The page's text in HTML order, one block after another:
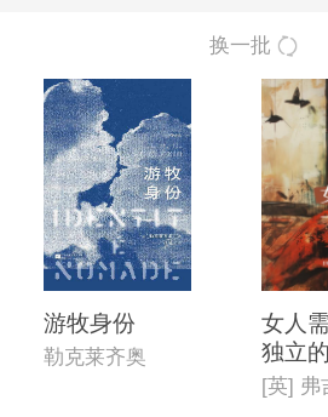
换一批
游牧身份
勒克莱齐奥
女人
独立